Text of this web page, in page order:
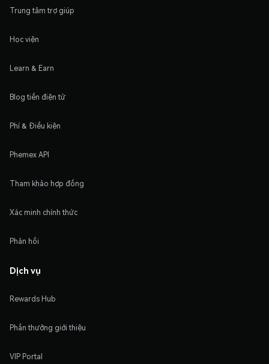
Trung tâm trợ giúp
Học viện
Learn & Earn
Blog tiền điện tử
Phí & Điều kiện
Phemex API
Tham khảo hợp đồng
Xác minh chính thức
Phản hồi
Dịch vụ
Rewards Hub
Phần thưởng giới thiệu
VIP Portal